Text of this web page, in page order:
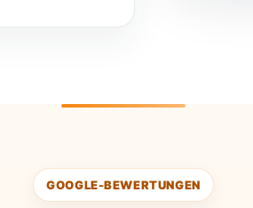
GOOGLE-BEWERTUNGEN